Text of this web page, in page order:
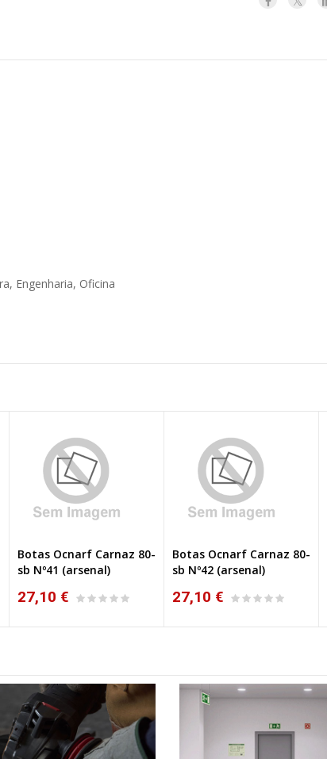
Engenharia, Oficina
Botas Ocnarf Carnaz 80-
sb Nº41 (arsenal)
27,10 €
Botas Ocnarf Carnaz 80-
sb Nº42 (arsenal)
27,10 €